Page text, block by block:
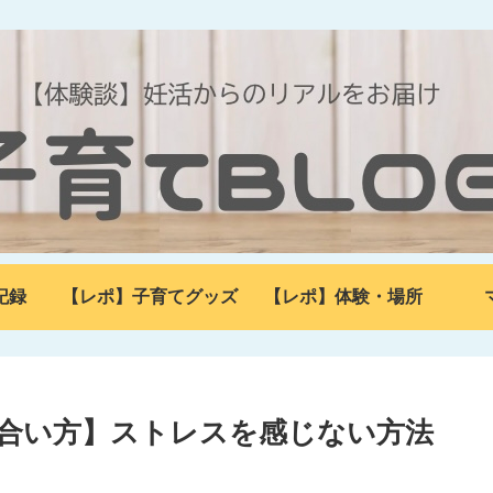
録 【レポ】子育てグッズ 【レポ】体験・場所
い方】ストレスを感じない方法